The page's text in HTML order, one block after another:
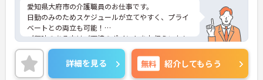
愛知県大府市の介護職員のお仕事です。
日勤のみのためスケジュールが立てやすく、プライ
ベートとの両立も可能！
ご興味のある方はご面接のポイントをお伝えいたし
ますので、お気軽にご相談ください。
詳細を見る 無料 紹介してもらう